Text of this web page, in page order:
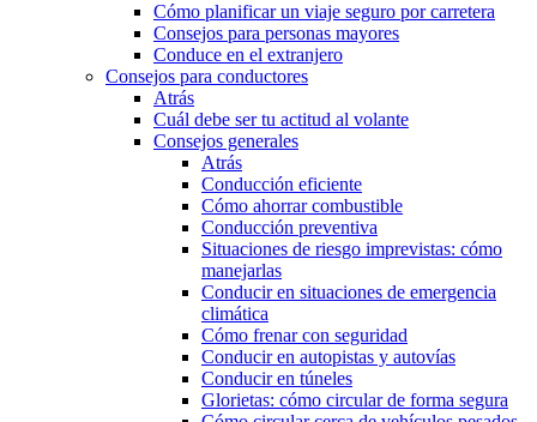
Cómo planificar un viaje seguro por carretera
Consejos para personas mayores
Conduce en el extranjero
Consejos para conductores
Atrás
Cuál debe ser tu actitud al volante
Consejos generales
Atrás
Conducción eficiente
Cómo ahorrar combustible
Conducción preventiva
Situaciones de riesgo imprevistas: cómo
manejarlas
Conducir en situaciones de emergencia
climática
Cómo frenar con seguridad
Conducir en autopistas y autovías
Conducir en túneles
Glorietas: cómo circular de forma segura